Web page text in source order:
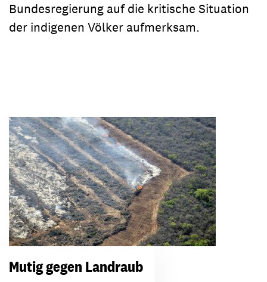
Bundesregierung auf die kritische Situation
der indigenen Völker aufmerksam.
Mutig gegen Landraub